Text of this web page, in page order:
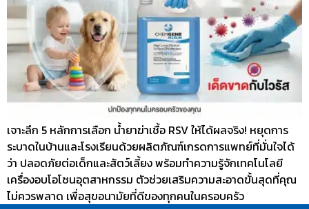
เจาะลึก 5 หลักการเลือก น้ำยาฆ่าเชื้อ RSV ให้ได้ผลจริง! หยุดการ
ระบาดในบ้านและโรงเรียนด้วยผลิตภัณฑ์เกรดการแพทย์ที่มั่นใจได้
ว่า ปลอดภัยต่อเด็กและสัตว์เลี้ยง พร้อมทำความรู้จักเทคโนโลยี
เครื่องอบโอโซนอุตสาหกรรม ตัวช่วยเสริมความสะอาดขั้นสุดที่คุณ
ไม่ควรพลาด เพื่อสุขอนามัยที่ดีของทุกคนในครอบครัว